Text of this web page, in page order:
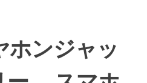
ホンジャッ